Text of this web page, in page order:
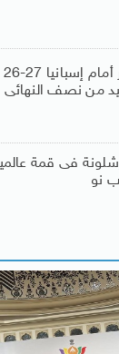
من نصف النهائى
نو